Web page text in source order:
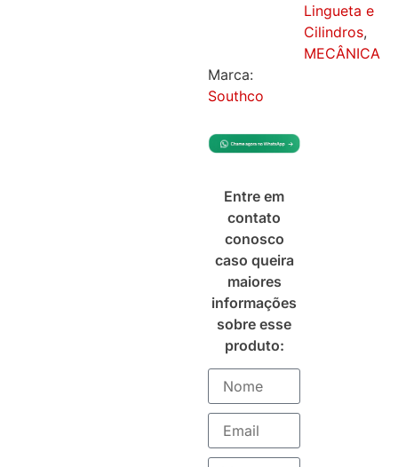
Lingueta e
Cilindros,
MECÂNICA
Marca:
Southco
Entre em
contato
conosco
caso queira
maiores
informações
sobre esse
produto: